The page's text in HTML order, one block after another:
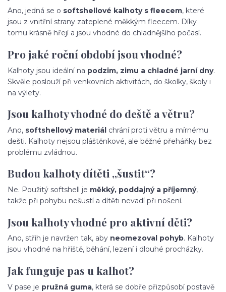
Ano, jedná se o softshellové kalhoty s fleecem, které
jsou z vnitřní strany zateplené měkkým fleecem. Díky
tomu krásně hřejí a jsou vhodné do chladnějšího počasí.
Pro jaké roční období jsou vhodné?
Kalhoty jsou ideální na podzim, zimu a chladné jarní dny.
Skvěle poslouží při venkovních aktivitách, do školky, školy i
na výlety.
Jsou kalhoty vhodné do deště a větru?
Ano, softshellový materiál chrání proti větru a mírnému
dešti. Kalhoty nejsou pláštěnkové, ale běžné přeháňky bez
problému zvládnou.
Budou kalhoty dítěti „šustit“?
Ne. Použitý softshell je měkký, poddajný a příjemný,
takže při pohybu nešustí a dítěti nevadí při nošení.
Jsou kalhoty vhodné pro aktivní děti?
Ano, střih je navržen tak, aby neomezoval pohyb. Kalhoty
jsou vhodné na hřiště, běhání, lezení i dlouhé procházky.
Jak funguje pas u kalhot?
V pase je pružná guma, která se dobře přizpůsobí postavě